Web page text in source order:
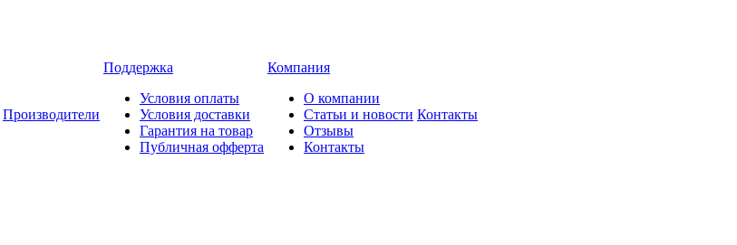
Производители
Поддержка
Условия оплаты
Условия доставки
Гарантия на товар
Публичная офферта
Компания
О компании
Статьи и новости
Отзывы
Контакты
Контакты